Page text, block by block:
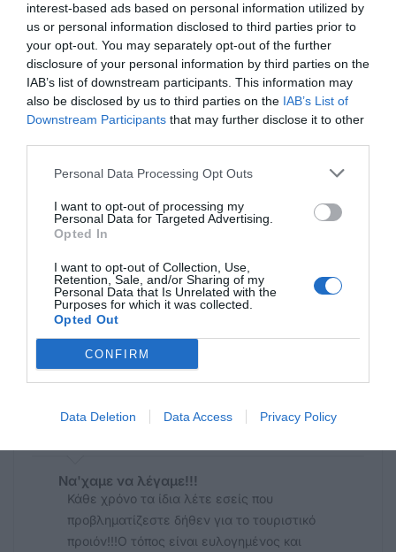
interest-based ads based on personal information utilized by
us or personal information disclosed to third parties prior to
your opt-out. You may separately opt-out of the further
disclosure of your personal information by third parties on the
IAB’s list of downstream participants. This information may
also be disclosed by us to third parties on the IAB’s List of
Downstream Participants that may further disclose it to other
Personal Data Processing Opt Outs
I want to opt-out of processing my
Personal Data for Targeted Advertising.
Opted In
I want to opt-out of Collection, Use,
Retention, Sale, and/or Sharing of my
Personal Data that Is Unrelated with the
Purposes for which it was collected.
Opted Out
CONFIRM
Data Deletion Data Access Privacy Policy
Σχόλια 3
Τκ18
11/04 - 16:43
Μπασοκ
Ανώνυμος
10/04 - 19:57
Προς ανώνυμο 15:18
Κανένας προορισμός δεν πάει μόνος του. Οι
tour operators προωθούν στις διαφημίσεις
συμφέροντα (μέτοχοι σε μεγάλες μονάδες
κτλ ). Την Κω αυτοί την έφτιαξαν.
Ανώνυμος
Να'χαμε να λέγαμε!!!
Κάθε χρόνο τα ίδια λέτε εσείς που
προβληματίζεστε δήθεν για το τουριστικό
προιόν!!!Ο τόπος είναι ευλογημένος και